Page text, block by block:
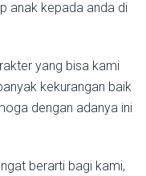
anak kepada anda di
yang bisa kami
kekurangan baik
dengan adanya ini
berarti bagi kami,